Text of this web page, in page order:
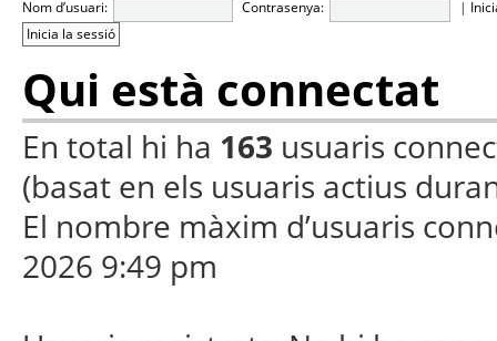
Nom d’usuari: Contrasenya: |
Qui està connectat
En total hi ha 163 usuaris
(basat en els usuaris actius
El nombre màxim d’usuaris
2026 9:49 pm